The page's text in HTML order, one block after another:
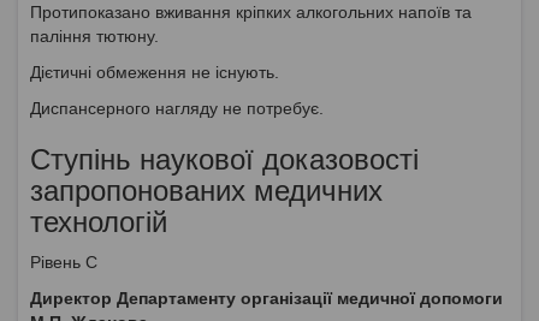
Протипоказано вживання кріпких алкогольних напоїв та
паління тютюну.
Дієтичні обмеження не існують.
Диспансерного нагляду не потребує.
Ступінь наукової доказовості
запропонованих медичних
технологій
Рівень С
Директор Департаменту організації медичної допомоги